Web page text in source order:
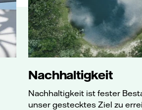
Nachhaltigkeit
Nachhaltigkeit ist fester
unser gestecktes Ziel zu